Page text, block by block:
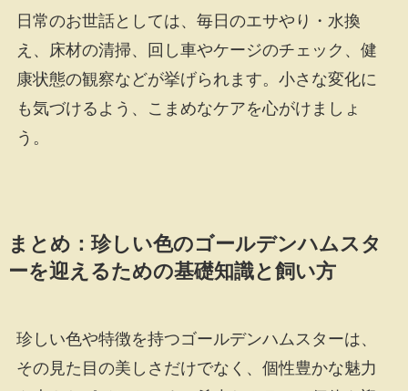
日常のお世話としては、毎日のエサやり・水換
え、床材の清掃、回し車やケージのチェック、健
康状態の観察などが挙げられます。小さな変化に
も気づけるよう、こまめなケアを心がけましょ
う。
まとめ：珍しい色のゴールデンハムスタ
ーを迎えるための基礎知識と飼い方
珍しい色や特徴を持つゴールデンハムスターは、
その見た目の美しさだけでなく、個性豊かな魅力